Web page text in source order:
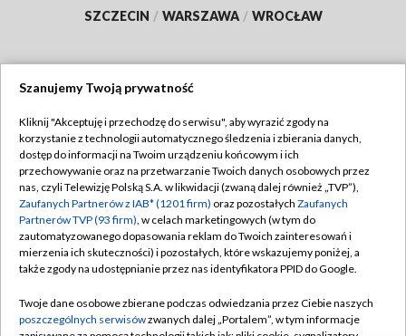
SZCZECIN / WARSZAWA / WROCŁAW
TVP
Abonament TVP
Emisja w TVP
Centrum informacji TVP
Naziemna Telewizja Cyfrowa
Rada Programowa
Regulamin TVP
Polityka prywatności
Moje zgody
Pomoc
Kontakt
Szanujemy Twoją prywatność
Kliknij "Akceptuję i przechodzę do serwisu", aby wyrazić zgody na
korzystanie z technologii automatycznego śledzenia i zbierania danych,
dostęp do informacji na Twoim urządzeniu końcowym i ich
przechowywanie oraz na przetwarzanie Twoich danych osobowych przez
nas, czyli Telewizję Polską S.A. w likwidacji (zwaną dalej również „TVP”),
Zaufanych Partnerów z IAB* (1201 firm) oraz pozostałych Zaufanych
Partnerów TVP (93 firm), w celach marketingowych (w tym do
zautomatyzowanego dopasowania reklam do Twoich zainteresowań i
mierzenia ich skuteczności) i pozostałych, które wskazujemy poniżej, a
także zgody na udostępnianie przez nas identyfikatora PPID do Google.
Twoje dane osobowe zbierane podczas odwiedzania przez Ciebie naszych
poszczególnych serwisówzwanych dalej „Portalem”, w tym informacje